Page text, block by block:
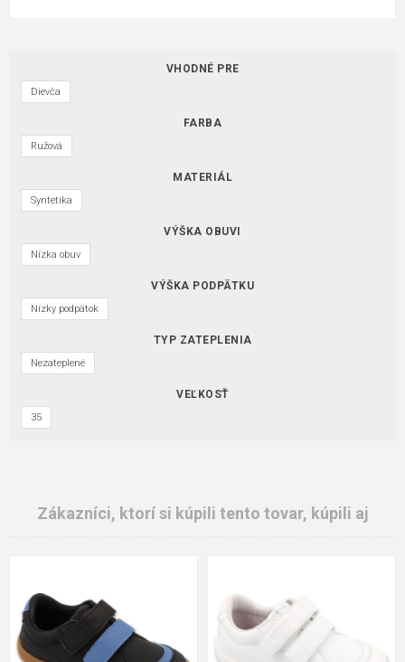
VHODNÉ PRE
Dievča
FARBA
Ružová
MATERIÁL
Syntetika
VÝŠKA OBUVI
Nízka obuv
VÝŠKA PODPÄTKU
Nízky podpätok
TYP ZATEPLENIA
Nezateplené
VEĽKOSŤ
35
Zákazníci, ktorí si kúpili tento tovar, kúpili aj